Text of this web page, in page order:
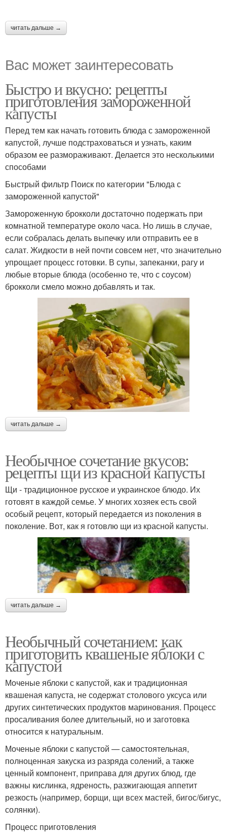
читать дальше →
Вас может заинтересовать
Быстро и вкусно: рецепты
приготовления замороженной
капусты
Перед тем как начать готовить блюда с замороженной
капустой, лучше подстраховаться и узнать, каким
образом ее размораживают. Делается это несколькими
способами
Быстрый фильтр Поиск по категории "Блюда с
замороженной капустой"
Замороженную брокколи достаточно подержать при
комнатной температуре около часа. Но лишь в случае,
если собралась делать выпечку или отправить ее в
салат. Жидкости в ней почти совсем нет, что значительно
упрощает процесс готовки. В супы, запеканки, рагу и
любые вторые блюда (особенно те, что с соусом)
брокколи смело можно добавлять и так.
читать дальше →
Необычное сочетание вкусов:
рецепты щи из красной капусты
Щи - традиционное русское и украинское блюдо. Их
готовят в каждой семье. У многих хозяек есть свой
особый рецепт, который передается из поколения в
поколение. Вот, как я готовлю щи из красной капусты.
читать дальше →
Необычный сочетанием: как
приготовить квашеные яблоки с
капустой
Моченые яблоки с капустой, как и традиционная
квашеная капуста, не содержат столового уксуса или
других синтетических продуктов маринования. Процесс
просаливания более длительный, но и заготовка
относится к натуральным.
Моченые яблоки с капустой — самостоятельная,
полноценная закуска из разряда солений, а также
ценный компонент, приправа для других блюд, где
важны кислинка, ядреность, разжигающая аппетит
резкость (например, борщи, щи всех мастей, бигос/бигус,
солянки).
Процесс приготовления